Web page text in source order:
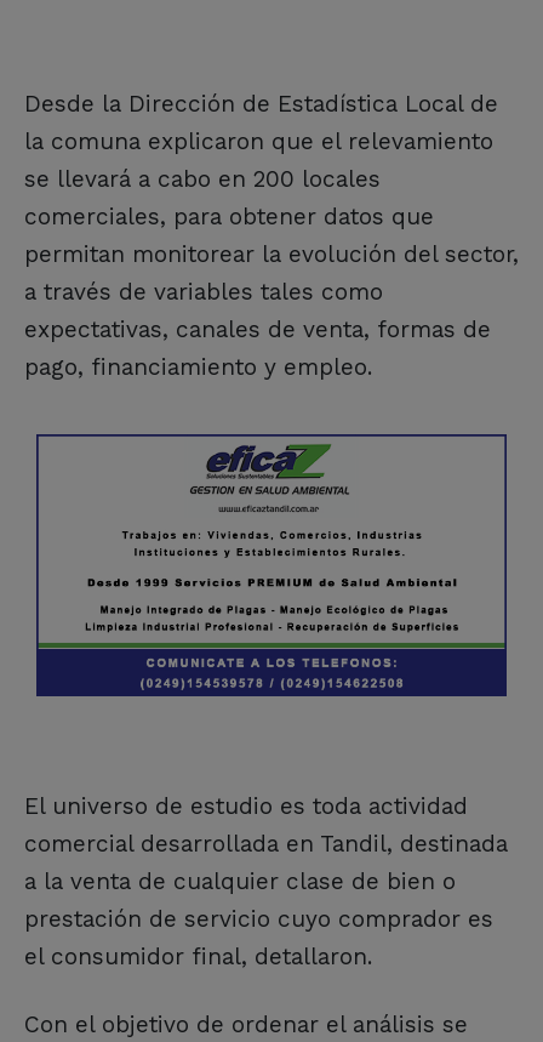
Desde la Dirección de Estadística Local de
la comuna explicaron que el relevamiento
se llevará a cabo en 200 locales
comerciales, para obtener datos que
permitan monitorear la evolución del sector,
a través de variables tales como
expectativas, canales de venta, formas de
pago, financiamiento y empleo.
El universo de estudio es toda actividad
comercial desarrollada en Tandil, destinada
a la venta de cualquier clase de bien o
prestación de servicio cuyo comprador es
el consumidor final, detallaron.
Con el objetivo de ordenar el análisis se